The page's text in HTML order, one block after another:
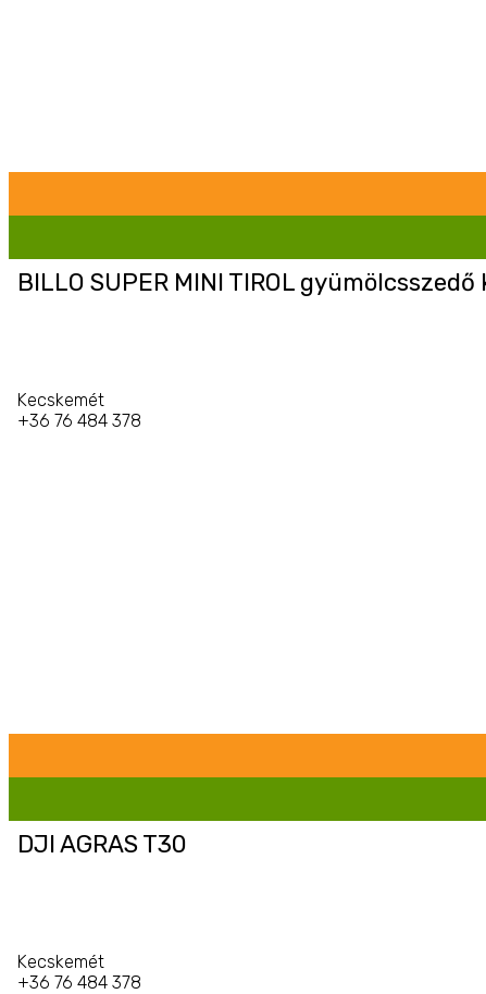
BILLO SUPER MINI TIROL
Kecskemét
+36 76 484 378
DJI AGRAS T30
Kecskemét
+36 76 484 378